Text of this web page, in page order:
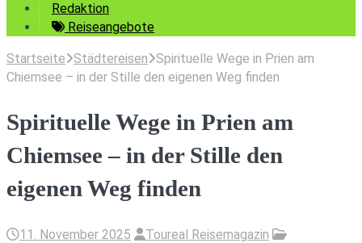
Redaktion
Reiseangebote
Startseite Städtereisen Spirituelle Wege in Prien am
Chiemsee – in der Stille den eigenen Weg finden
Spirituelle Wege in Prien am
Chiemsee – in der Stille den
eigenen Weg finden
11. November 2025
Toureal Reisemagazin